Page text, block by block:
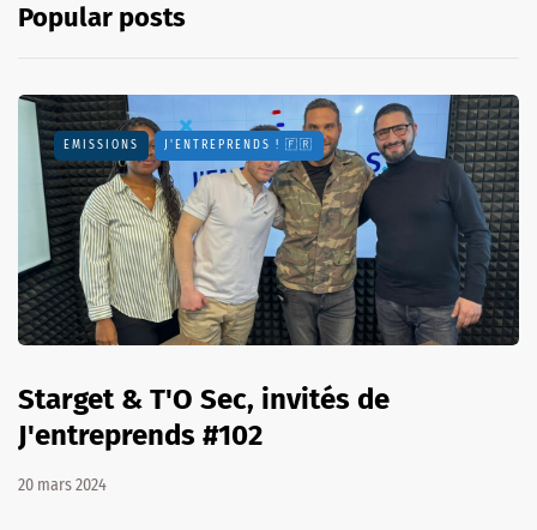
Popular posts
EMISSIONS J'ENTREPRENDS ! 🇫🇷
Starget & T'O Sec, invités de
J'entreprends #102
20 mars 2024